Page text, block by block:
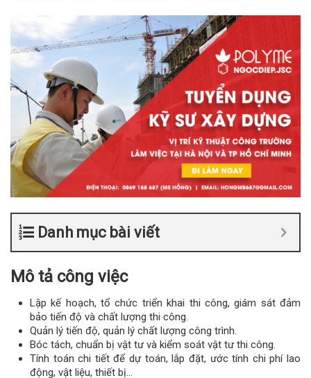
Danh mục bài viết
Mô tả công việc
Lập kế hoạch, tổ chức triển khai thi công, giám sát đảm
bảo tiến độ và chất lượng thi công.
Quản lý tiến độ, quản lý chất lượng công trình.
Bóc tách, chuẩn bị vật tư và kiểm soát vật tư thi công.
Tính toán chi tiết để dự toán, lắp đặt, ước tính chi phí lao
động, vật liệu, thiết bị…